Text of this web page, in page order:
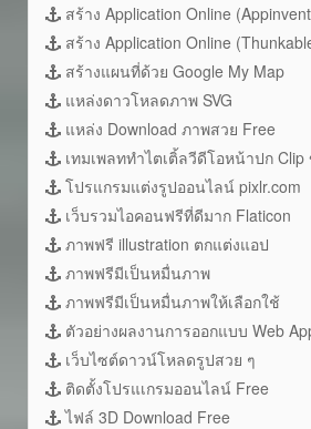
สร้าง Application Online
สร้าง Application Online
สร้างแผนที่ด้วย Google My Map
แหล่งดาวโหลดภาพ SVG
แหล่ง Download ภาพสวย Free
เทมเพลททำไตเติ้ลวีดีโอหน้าปก Clip
โปรแกรมแต่งรูปออนไลน์ pixlr.com
เว็บรวมไอคอนฟรีที่ดีมาก Flaticon
ภาพฟรี illustration ตกแต่งแอป
ภาพฟรีมีเป็นหมื่นภาพ
ภาพฟรีมีเป็นหมื่นภาพให้เลือกใช้
ตัวอย่างผลงานการออกแบบ Web
เว็บไซต์ดาวน์โหลดรูปสวย ๆ
ติดตั้งโปรแเกรมออนไลน์ Free
ไฟล์ 3D Download Free